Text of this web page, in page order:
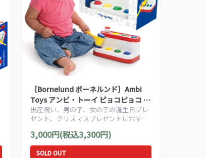
［Bornelund ボーネルンド］Ambi
Toys アンビ・トーイ ピョコピョコ ハ
ンマートーイ
出産祝い、男の子、女の子の誕生日プレ
ゼント、クリスマスプレゼントにおすす
ランドAmbi Toys アンビトーイズの赤ち
ゃんのおもちゃです。
3,000円(税込3,300円)
SOLD OUT